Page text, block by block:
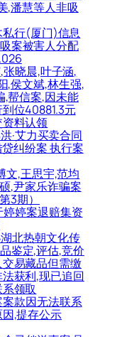
,潘慧等人非吸
私行(厦门)信息
案被害人分配
张晓晨,叶子涵,
,侯文斌,林生强,
,帮信案,因未能
位40881.3元
料认领
·艾力买卖合同
纠纷案 执行案
文,王思宇,范均
,尹家乐诈骗案
3期）
婷婷案退赔集资
北热朝文化传
鉴定,评估,竞价
易藏品但需缴
获利,现已追回
领取
款因无法联系
,提存公示